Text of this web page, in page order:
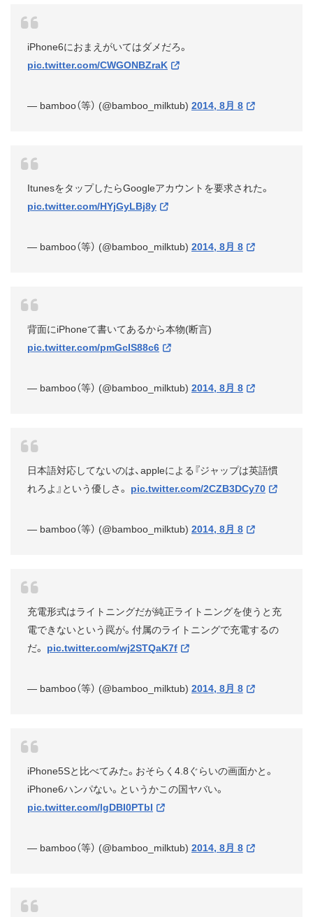
iPhone6におまえがいてはダメだろ。
pic.twitter.com/CWGONBZraK
— bamboo（等） (@bamboo_milktub) 2014, 8月 8
ItunesをタップしたらGoogleアカウントを要求された。
pic.twitter.com/HYjGyLBj8y
— bamboo（等） (@bamboo_milktub) 2014, 8月 8
背面にiPhoneて書いてあるから本物(断言)
pic.twitter.com/pmGcIS88c6
— bamboo（等） (@bamboo_milktub) 2014, 8月 8
日本語対応してないのは、appleによる『ジャップは英語慣
れろよ』という優しさ。 pic.twitter.com/2CZB3DCy70
— bamboo（等） (@bamboo_milktub) 2014, 8月 8
充電形式はライトニングだが純正ライトニングを使うと充
電できないという罠が。付属のライトニングで充電するの
だ。 pic.twitter.com/wj2STQaK7f
— bamboo（等） (@bamboo_milktub) 2014, 8月 8
iPhone5Sと比べてみた。おそらく4.8ぐらいの画面かと。
iPhone6ハンパない。というかこの国ヤバい。
pic.twitter.com/lgDBI0PTbI
— bamboo（等） (@bamboo_milktub) 2014, 8月 8